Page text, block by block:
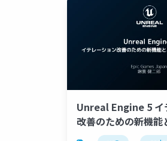
Unreal Engine 5 イ
改善のための新機能
ド技術紹介【CEDEC